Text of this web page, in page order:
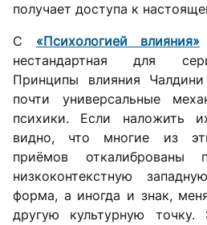
получает доступа к
С «Психологией влияния»
нестандартная для
Принципы влияния
почти универсальные
психики. Если наложить
видно, что многие из
приёмов
низкоконтекстную
форма, а иногда и знак,
другую культурную точку.